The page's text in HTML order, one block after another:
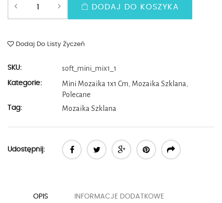
DODAJ DO KOSZYKA
Dodaj Do Listy Życzeń
SKU: soft_mini_mix1_1
Kategorie: Mini Mozaika 1x1 Cm, Mozaika Szklana ,
Polecane
Tag: Mozaika Szklana
Udostępnij:
OPIS INFORMACJE DODATKOWE